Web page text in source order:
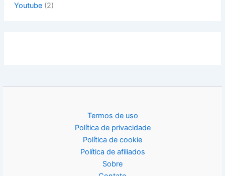
Youtube(2)
Termos de uso
Política de privacidade
Política de cookie
Política de afiliados
Sobre